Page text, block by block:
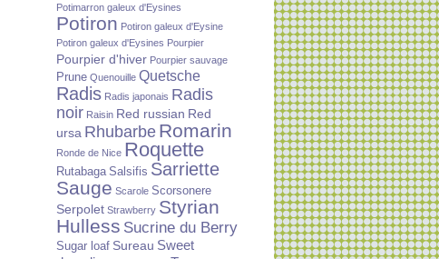
Potimarron galeux d'Eysines
Potiron Potiron galeux d'Eysine
Potiron galeux d'Eysines Pourpier
Pourpier d'hiver Pourpier sauvage
Prune Quenouille Quetsche
Radis Radis japonais Radis
noir Raisin Red russian Red
ursa Rhubarbe Romarin
Ronde de Nice Roquette
Rutabaga Salsifis Sarriette
Sauge Scarole Scorsonere
Serpolet Strawberry Styrian
Hulless Sucrine du Berry
Sugar loaf Sureau Sweet